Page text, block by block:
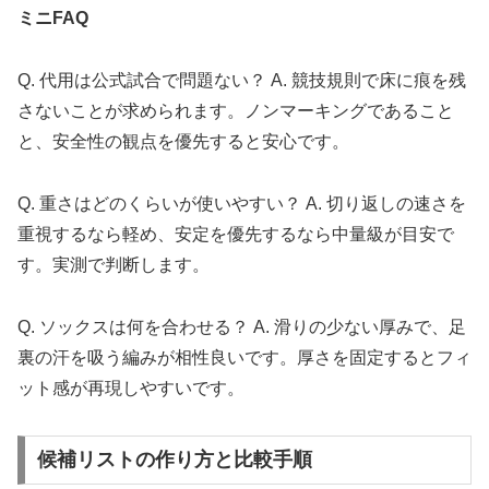
ミニFAQ
Q. 代用は公式試合で問題ない？ A. 競技規則で床に痕を残
さないことが求められます。ノンマーキングであること
と、安全性の観点を優先すると安心です。
Q. 重さはどのくらいが使いやすい？ A. 切り返しの速さを
重視するなら軽め、安定を優先するなら中量級が目安で
す。実測で判断します。
Q. ソックスは何を合わせる？ A. 滑りの少ない厚みで、足
裏の汗を吸う編みが相性良いです。厚さを固定するとフィ
ット感が再現しやすいです。
候補リストの作り方と比較手順